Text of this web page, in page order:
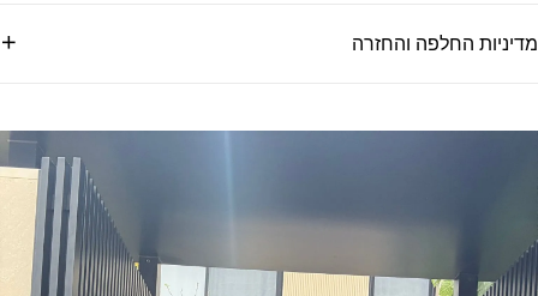
מדיניות החלפה והחזרה